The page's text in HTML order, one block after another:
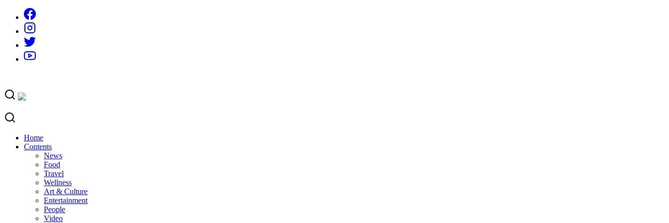
content
Home
Contents
News
Food
Travel
Wellness
Art & Culture
Entertainment
People
Video